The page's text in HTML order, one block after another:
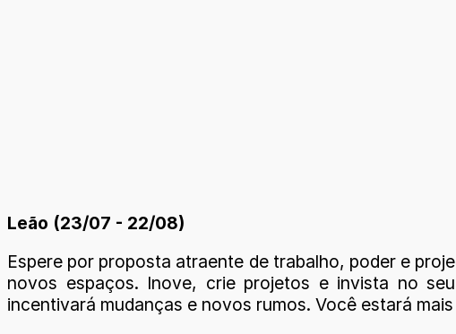
Leão (23/07 - 22/08)
Espere por proposta atraente de trabalho, poder e
novos espaços. Inove, crie projetos e invista no
incentivará mudanças e novos rumos. Você estará